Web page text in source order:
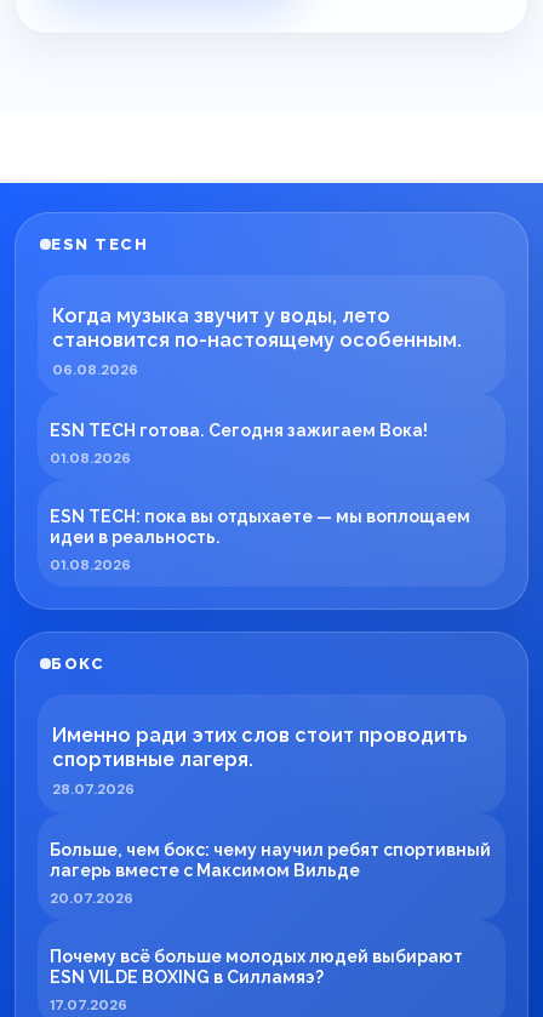
ESN TECH
Когда музыка звучит у воды, лето
становится по-настоящему особенным.
06.08.2026
ESN TECH готова. Сегодня зажигаем Вока!
01.08.2026
ESN TECH: пока вы отдыхаете — мы воплощаем
идеи в реальность.
01.08.2026
БОКС
Именно ради этих слов стоит проводить
спортивные лагеря.
28.07.2026
Больше, чем бокс: чему научил ребят спортивный
лагерь вместе с Максимом Вильде
20.07.2026
Почему всё больше молодых людей выбирают
ESN VILDE BOXING в Силламяэ?
17.07.2026